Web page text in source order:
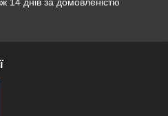
14 днів за домовленістю